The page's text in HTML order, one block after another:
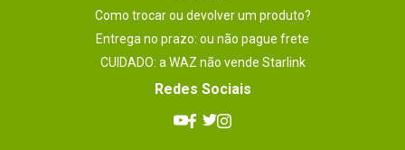
Como trocar ou devolver um produto?
Entrega no prazo: ou não pague frete
CUIDADO: a WAZ não vende Starlink
Redes Sociais